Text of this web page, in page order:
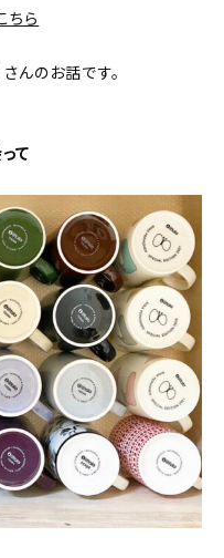
ちら
さんのお話です。
て